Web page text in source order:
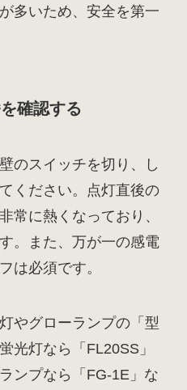
多いため、安全を第一
確認する
のスイッチを切り、し
ください。点灯直後の
常に熱くなっており、
。また、万が一の感電
は必須です。
やグローランプの「型
光灯なら「FL20SS」
ンプなら「FG-1E」な